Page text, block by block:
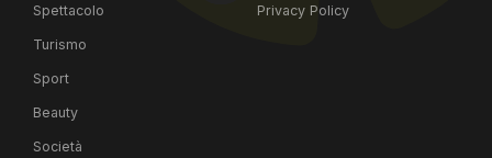
Spettacolo
Turismo
Sport
Beauty
Società
Privacy Policy